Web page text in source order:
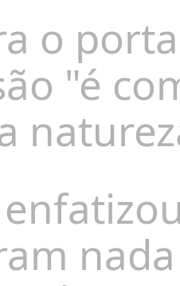
o
"é